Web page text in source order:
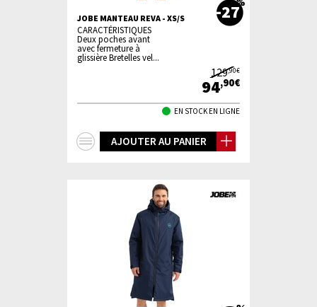
JOBE MANTEAU REVA - XS/S -27
CARACTÉRISTIQUES
Deux poches avant
avec fermeture à
glissière Bretelles vel...
129,90€
94,90€
EN STOCK EN LIGNE
AJOUTER AU PANIER